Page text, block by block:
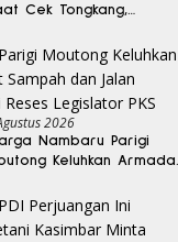
Cek Tongkang,
15 Meter
2026
Nambaru Parigi
Keluhkan Armada
Kantong Produksi di
Legislator PKS